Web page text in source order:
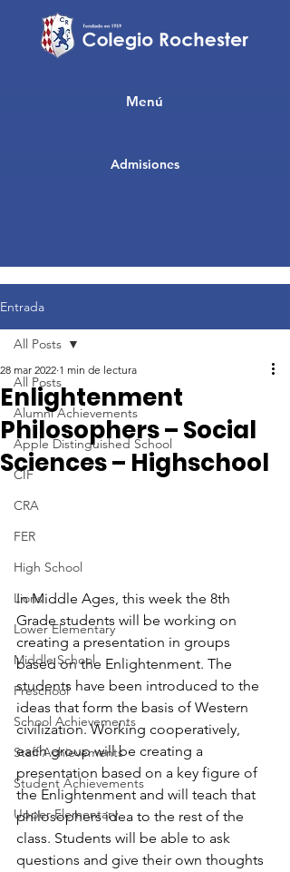
Admisiones
Menú
Entrada
All Posts
Alumni Achievements
Apple Distinguished School
CIF
CRA
FER
High School
Lions
Lower Elementary
Middle School
Preschool
School Achievements
Staff Achievements
Student Achievements
Upper Elementary
All Posts
Enlightenment
Philosophers – Social
Sciences – Highschool
28 mar 2022 1 min de lectura
In Middle Ages, this week the 8th
Grade students will be working on
creating a presentation in groups
based on the Enlightenment. The
students have been introduced to the
ideas that form the basis of Western
civilization. Working cooperatively,
each group will be creating a
presentation based on a key figure of
the Enlightenment and will teach that
philosophers idea to the rest of the
class. Students will be able to ask
questions and give their own thoughts